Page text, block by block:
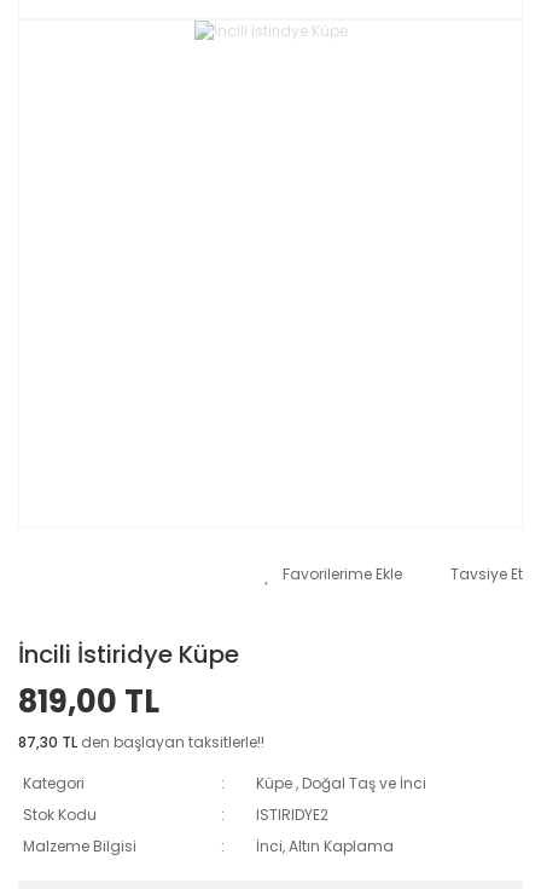
Tavsiye Et
İncili İstiridye Küpe
819,00 TL
87,30 TL den başlayan taksitlerle!!
Kategori
Küpe, Doğal Taş ve İnci
Stok Kodu
ISTIRIDYE2
Malzeme Bilgisi
İnci, Altın Kaplama